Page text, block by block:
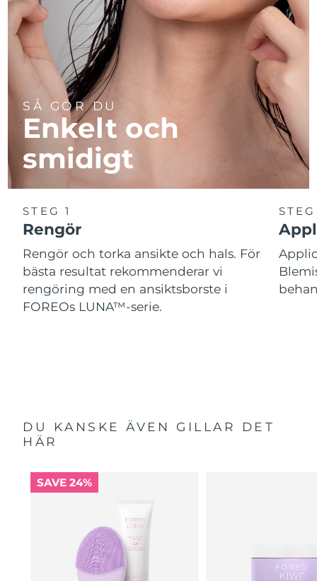
SÅ GÖR DU
Enkelt och
smidigt
STEG 1
Rengör
Rengör och torka ansikte och hals. För
bästa resultat rekommenderar vi
rengöring med en ansiktsborste i
FOREOs LUNA™-serie.
DU KANSKE ÄVEN GILLAR DET
HÄR
SAVE 24%